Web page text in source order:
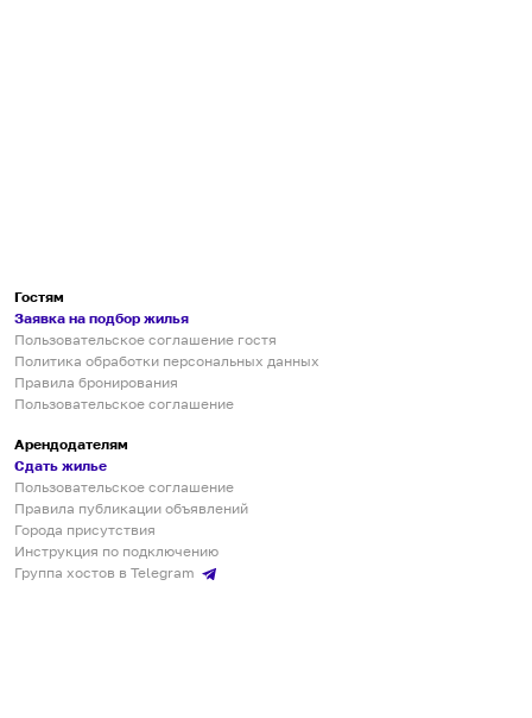
Гостям
Заявка на подбор жилья
Пользовательское соглашение гостя
Политика обработки персональных данных
Правила бронирования
Пользовательское соглашение
Арендодателям
Сдать жилье
Пользовательское соглашение
Правила публикации объявлений
Города присутствия
Инструкция по подключению
Группа хостов в Telegram